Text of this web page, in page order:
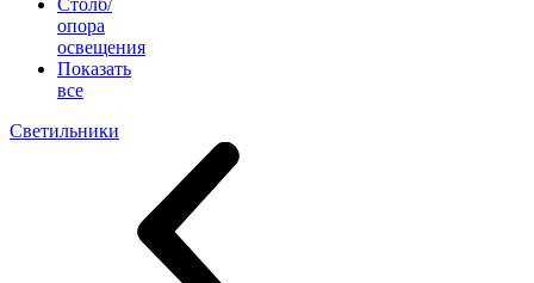
Столб/
опора
освещения
Показать
все
Светильники